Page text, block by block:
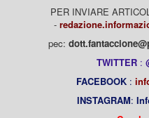
PER INVIARE
-
pec:
TWITTER :
FACEBOOK :
INSTAGRAM: